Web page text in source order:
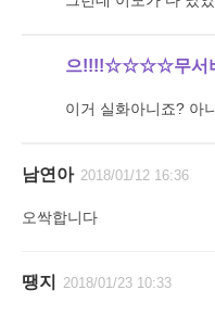
으!!!!☆☆☆☆무서
이거 실화아니죠? 아
남연아 2018/01/12 16:36
오싹합니다
땡지 2018/01/23 10:33